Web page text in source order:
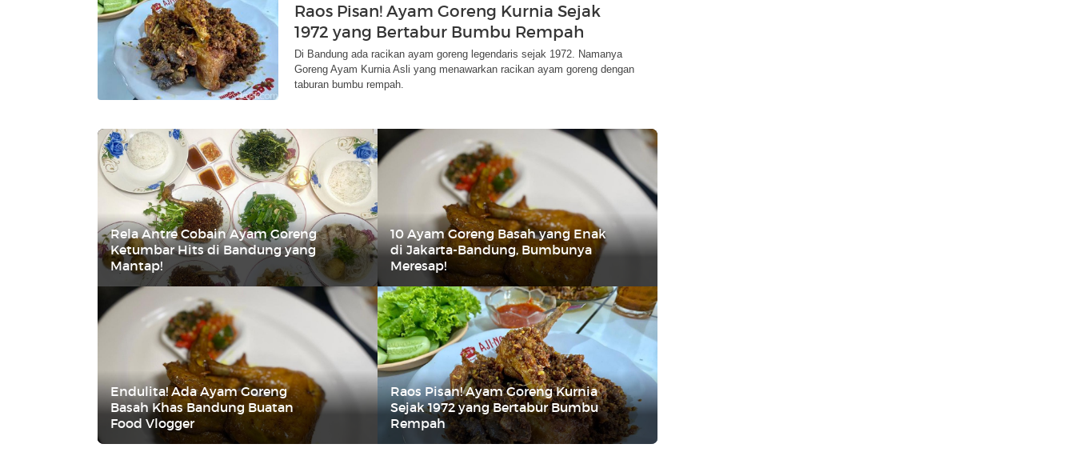
Raos Pisan! Ayam Goreng Kurnia Sejak
1972 yang Bertabur Bumbu Rempah
Di Bandung ada racikan ayam goreng legendaris sejak 1972. Namanya
Goreng Ayam Kurnia Asli yang menawarkan racikan ayam goreng dengan
taburan bumbu rempah.
Rela Antre Cobain Ayam Goreng
Ketumbar Hits di Bandung yang
Mantap!
10 Ayam Goreng Basah yang Enak
di Jakarta-Bandung, Bumbunya
Meresap!
Endulita! Ada Ayam Goreng
Basah Khas Bandung Buatan
Food Vlogger
Raos Pisan! Ayam Goreng Kurnia
Sejak 1972 yang Bertabur Bumbu
Rempah